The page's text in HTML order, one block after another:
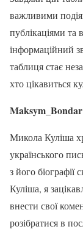
важливими
публікаціями та
інформаційний
таблиця стає
хто цікавиться
Maksym_Bondar
Микола Куліша
українського
з його
Куліша, я
внести свої
розібратися в